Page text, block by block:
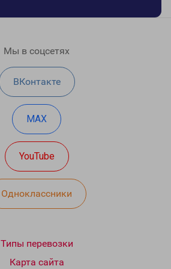
Мы в соцсетях
ВКонтакте
MAX
YouTube
Одноклассники
Типы перевозки
Карта сайта